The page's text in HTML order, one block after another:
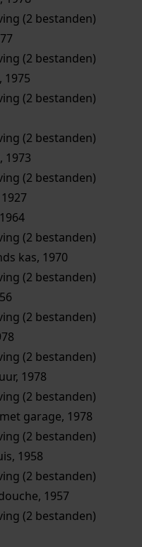
(2 bestanden)
(2 bestanden)
1975
(2 bestanden)
(2 bestanden)
1973
(2 bestanden)
(2 bestanden)
kas, 1970
(2 bestanden)
(2 bestanden)
(2 bestanden)
1978
(2 bestanden)
garage, 1978
(2 bestanden)
1958
(2 bestanden)
1957
(2 bestanden)